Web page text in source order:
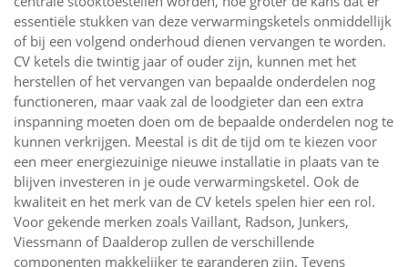
essentiële stukken van deze verwarmingsketels onmiddellijk
of bij een volgend onderhoud dienen vervangen te worden.
CV ketels die twintig jaar of ouder zijn, kunnen met het
herstellen of het vervangen van bepaalde onderdelen nog
functioneren, maar vaak zal de loodgieter dan een extra
inspanning moeten doen om de bepaalde onderdelen nog te
kunnen verkrijgen. Meestal is dit de tijd om te kiezen voor
een meer energiezuinige nieuwe installatie in plaats van te
blijven investeren in je oude verwarmingsketel. Ook de
kwaliteit en het merk van de CV ketels spelen hier een rol.
Voor gekende merken zoals Vaillant, Radson, Junkers,
Viessmann of Daalderop zullen de verschillende
componenten makkelijker te garanderen zijn. Tevens